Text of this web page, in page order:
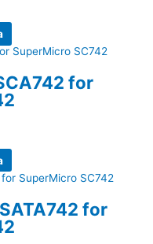
for
for